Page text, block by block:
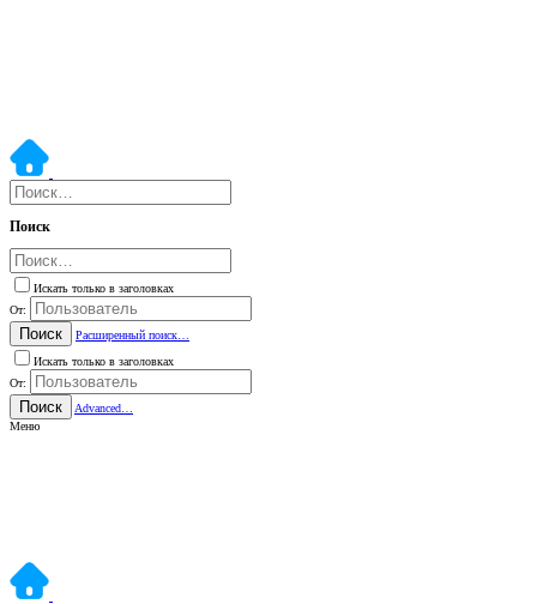
Поиск
Искать только в заголовках
От:
Поиск
Расширенный поиск…
Искать только в заголовках
От:
Поиск
Advanced…
Меню